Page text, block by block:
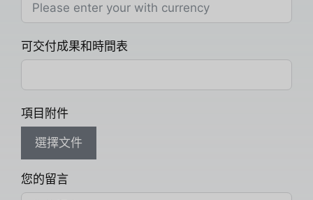
可交付成果和時間表
項目附件
選擇文件
您的留言